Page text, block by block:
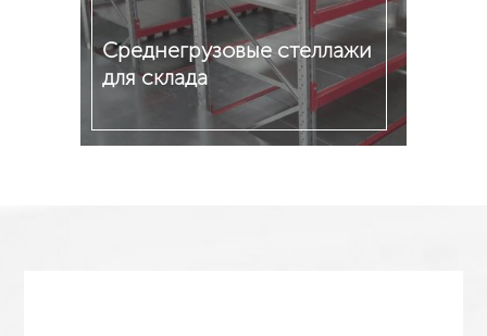
Среднегрузовые стеллажи
для склада